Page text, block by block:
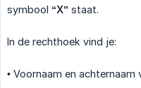
symbool “X” staat.
In de rechthoek vind je:
• Voornaam en achternaam